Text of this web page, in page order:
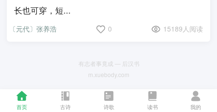
首页 古诗 诗歌 读书 我的
长也可穿，短...
〔元代〕张养浩 0 15189人阅读
有志者事竟成 — 后汉书
m.xuebody.com